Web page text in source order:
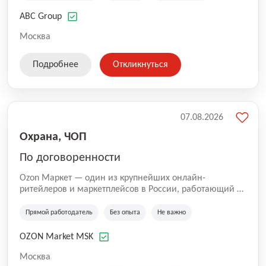
ABC Group
Москва
Подробнее Откликнуться
Охрана, ЧОП
По договоренности
Ozon Маркет — один из крупнейших онлайн-
ритейлеров и маркетплейсов в России, работающий по
покупателей получать нужные товары быстро и
всей стране. Наши курьеры и водители — важная
клиентов вовремя и с улыбкой 😊 Работая у нас, вы
Прямой работодатель Без опыта Не важно
OZON Market MSK
Москва
07.08.2026